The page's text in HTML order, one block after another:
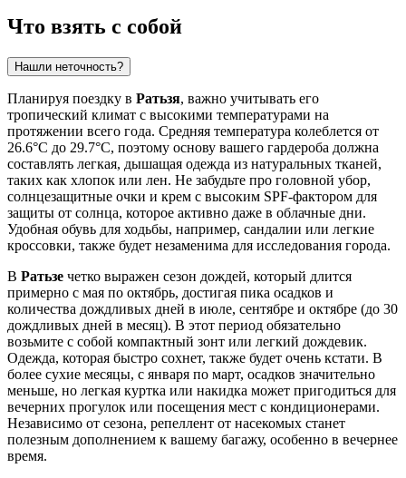
Что взять с собой
Нашли неточность?
Планируя поездку в Ратьзя, важно учитывать его
тропический климат с высокими температурами на
протяжении всего года. Средняя температура колеблется от
26.6°C до 29.7°C, поэтому основу вашего гардероба должна
составлять легкая, дышащая одежда из натуральных тканей,
таких как хлопок или лен. Не забудьте про головной убор,
солнцезащитные очки и крем с высоким SPF-фактором для
защиты от солнца, которое активно даже в облачные дни.
Удобная обувь для ходьбы, например, сандалии или легкие
кроссовки, также будет незаменима для исследования города.
В Ратьзе четко выражен сезон дождей, который длится
примерно с мая по октябрь, достигая пика осадков и
количества дождливых дней в июле, сентябре и октябре (до 30
дождливых дней в месяц). В этот период обязательно
возьмите с собой компактный зонт или легкий дождевик.
Одежда, которая быстро сохнет, также будет очень кстати. В
более сухие месяцы, с января по март, осадков значительно
меньше, но легкая куртка или накидка может пригодиться для
вечерних прогулок или посещения мест с кондиционерами.
Независимо от сезона, репеллент от насекомых станет
полезным дополнением к вашему багажу, особенно в вечернее
время.